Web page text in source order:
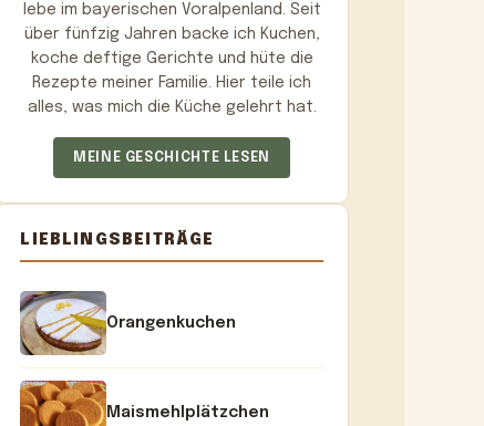
lebe im bayerischen Voralpenland. Seit
über fünfzig Jahren backe ich Kuchen,
koche deftige Gerichte und hüte die
Rezepte meiner Familie. Hier teile ich
alles, was mich die Küche gelehrt hat.
MEINE GESCHICHTE LESEN
LIEBLINGSBEITRÄGE
Orangenkuchen
Maismehlplätzchen